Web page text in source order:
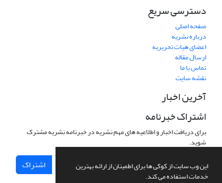
این وب سایت از کوکی ها برای اطمینان از ارائه بهترین
خدمات استفاده می کند.
دسترسی سریع
صفحه اصلی
درباره نشریه
اعضای هیات تحریریه
ارسال مقاله
تماس با ما
نقشه سایت
آخرین اخبار
اشتراک خبرنامه
برای دریافت اخبار و اطلاعیه های مهم نشریه در خبرنامه نشریه مشترک
شوید.
اشتراک